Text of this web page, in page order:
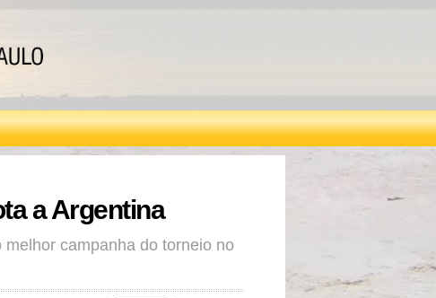
a Argentina
campanha do torneio no